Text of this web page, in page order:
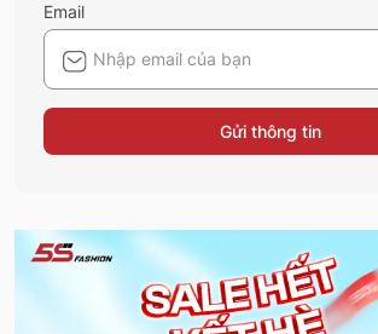
Email
Gửi thông tin